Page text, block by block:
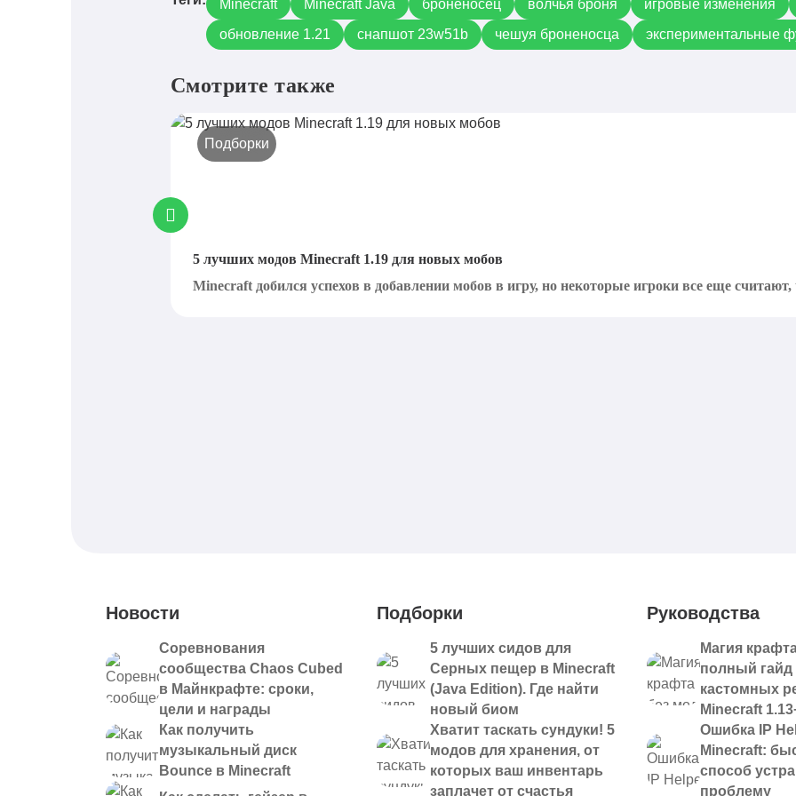
Minecraft Minecraft Java броненосец волчья броня игровые изменения
обновление 1.21
снапшот 23w51b чешуя броненосца экспериментальные
Смотрите также
Подборки
5 лучших модов Minecraft 1.19 для новых мобов
Minecraft добился успехов в добавлении мобов в игру, но некоторые игроки все еще считают,
Новости
Соревнования
сообщества Chaos Cubed
в Майнкрафте: сроки,
цели и награды
Как получить
музыкальный диск
Bounce в Minecraft
Подборки
5 лучших сидов для
Серных пещер в Minecraft
(Java Edition). Где найти
новый биом
Хватит таскать сундуки! 5
модов для хранения, от
которых ваш инвентарь
заплачет от счастья
Руководства
Магия
полный
кастомных
Minecraft
Ошибка IP
Minecraft:
способ
проблему